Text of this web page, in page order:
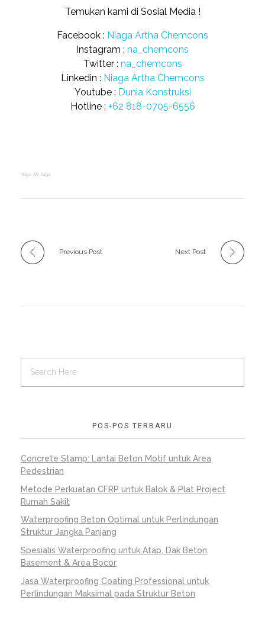
Temukan kami di Sosial Media !
Facebook : Niaga Artha Chemcons
Instagram : na_chemcons
Twitter : na_chemcons
Linkedin : Niaga Artha Chemcons
Youtube : Dunia Konstruksi
Hotline : +62 818-0705-6556
Tags: No tags
Previous Post Next Post
POS-POS TERBARU
Concrete Stamp: Lantai Beton Motif untuk Area
Pedestrian
Metode Perkuatan CFRP untuk Balok & Plat Project
Rumah Sakit
Waterproofing Beton Optimal untuk Perlindungan
Struktur Jangka Panjang
Spesialis Waterproofing untuk Atap, Dak Beton,
Basement & Area Bocor
Jasa Waterproofing Coating Professional untuk
Perlindungan Maksimal pada Struktur Beton